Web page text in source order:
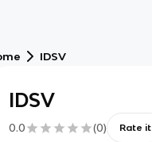
IDSV
IDSV
0.0 (0) Rate it